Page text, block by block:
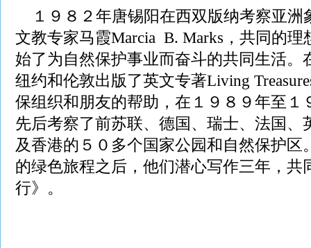
１９８２年唐锡阳在西双版纳考察亚
文教专家马霞Marcia B. Marks，共同的
始了为自然保护事业而奋斗的共同生活。
纽约和伦敦出版了英文专著Living
保组织和朋友的帮助，在１９８９年至１
先后考察了前苏联、德国、瑞士、法国、
及香港的５０多个国家公园和自然保护区
的绿色旅程之后，他们潜心写作三年，共
行》。